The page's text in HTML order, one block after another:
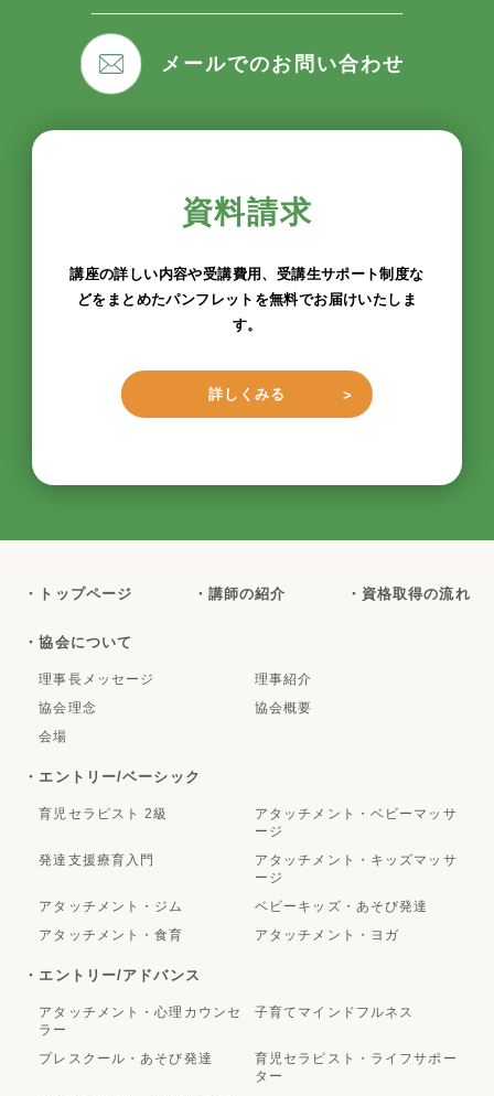
メールでのお問い合わせ
資料請求
講座の詳しい内容や受講費用、受講生サポート制度な
どをまとめたパンフレットを無料でお届けいたしま
す。
詳しくみる
・トップページ ・講師の紹介 ・資格取得の流れ
・協会について
理事長メッセージ
理事紹介
協会理念
協会概要
会場
・エントリー/ベーシック
育児セラピスト 2級
アタッチメント・ベビーマッサ
ージ
発達支援療育入門
アタッチメント・キッズマッサ
ージ
アタッチメント・ジム
ベビーキッズ・あそび発達
アタッチメント・食育
アタッチメント・ヨガ
・エントリー/アドバンス
アタッチメント・心理カウンセ
ラー
子育てマインドフルネス
プレスクール・あそび発達
育児セラピスト・ライフサポー
ター